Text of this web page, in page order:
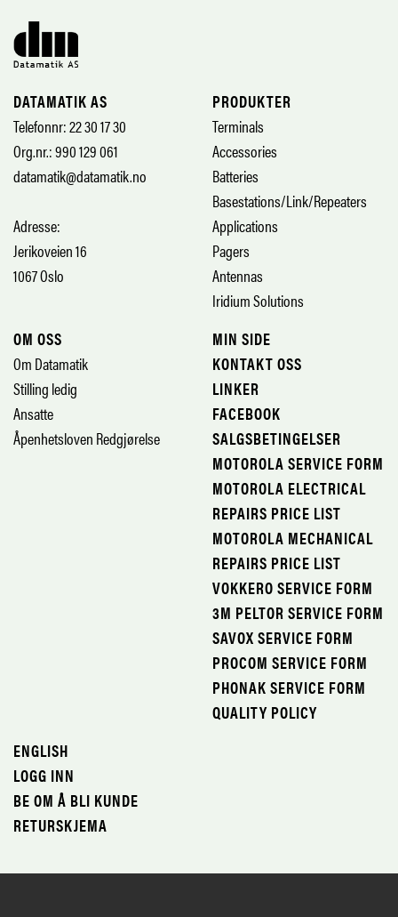
DATAMATIK AS
Telefonnr: 22 30 17 30
Org.nr.: 990 129 061
datamatik@datamatik.no
Adresse:
Jerikoveien 16
1067 Oslo
PRODUKTER
Terminals
Accessories
Batteries
Basestations/Link/Repeaters
Applications
Pagers
Antennas
Iridium Solutions
OM OSS
Om Datamatik
Stilling ledig
Ansatte
Åpenhetsloven Redgjørelse
MIN SIDE
KONTAKT OSS
LINKER
FACEBOOK
SALGSBETINGELSER
MOTOROLA SERVICE FORM
MOTOROLA ELECTRICAL
REPAIRS PRICE LIST
MOTOROLA MECHANICAL
REPAIRS PRICE LIST
VOKKERO SERVICE FORM
3M PELTOR SERVICE FORM
SAVOX SERVICE FORM
PROCOM SERVICE FORM
PHONAK SERVICE FORM
QUALITY POLICY
ENGLISH
LOGG INN
BE OM Å BLI KUNDE
RETURSKJEMA